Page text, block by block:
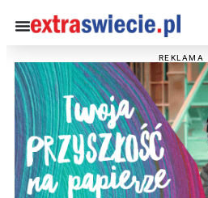
REKLAMA